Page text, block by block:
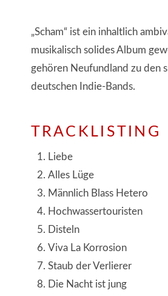
„Scham“ ist ein inhaltlich
musikalisch solides Album
gehören Neufundland zu den
deutschen Indie-Bands.
TRACKLISTING
Liebe
Alles Lüge
Männlich Blass Hetero
Hochwassertouristen
Disteln
Viva La Korrosion
Staub der Verlierer
Die Nacht ist jung